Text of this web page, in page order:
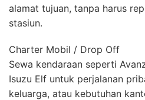
alamat tujuan, tanpa harus
stasiun.
Charter Mobil / Drop Off
Sewa kendaraan seperti
Isuzu Elf untuk perjalanan
keluarga, atau kebutuhan